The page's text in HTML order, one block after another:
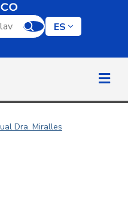
palabra clave
ES
Dra. Miralles